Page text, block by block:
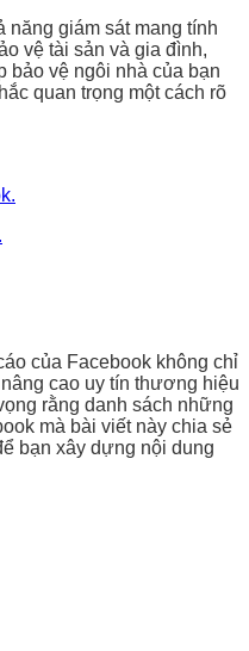
năng giám sát mang tính
vệ tài sản và gia đình,
bảo vệ ngôi nhà của bạn
quan trọng một cách rõ
của Facebook không chỉ
cao uy tín thương hiệu
rằng danh sách những
mà bài viết này chia sẻ
bạn xây dựng nội dung